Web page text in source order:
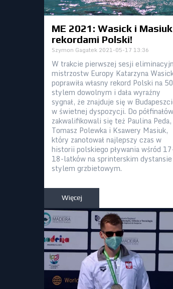
ME 2021: Wasick i
rekordami Polski!
Szymon Gagatek 2021-05-17 13:36
W trakcie pierwszej sesji
mistrzostw Europy Katarzyna
poprawiła własny rekord Polski na
stylem dowolnym i dała wyraźny
sygnał, że znajduje się w
w świetnej dyspozycji. Do półfinałów
zakwalifikowali się też Paulina Peda,
Tomasz Polewka i Ksawery Masiuk,
który zanotował najlepszy czas w
historii polskiego pływania wśród
18-latków na sprinterskim dystansie
stylem grzbietowym.
Więcej